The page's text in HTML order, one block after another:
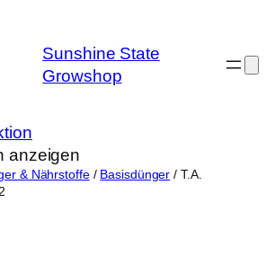
Sunshine State
Growshop
anzeigen
& Nährstoffe/ Basisdünger / T.A.